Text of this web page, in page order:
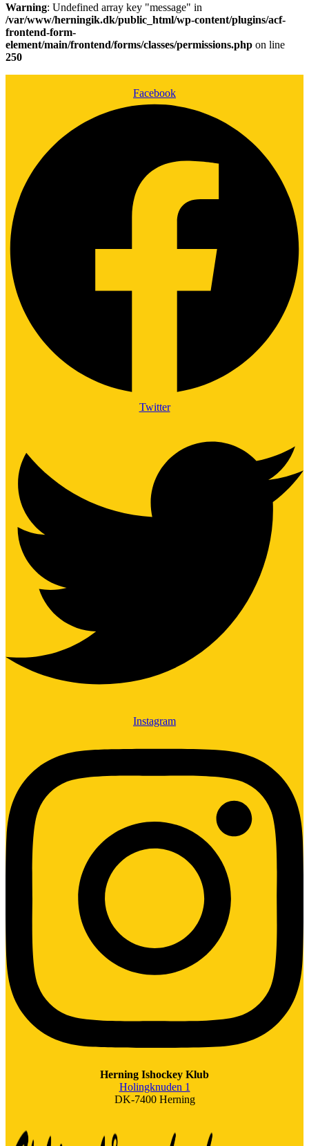
Warning: Undefined array key "message" in
/var/www/herningik.dk/public_html/wp-content/plugins/acf-
frontend-form-
element/main/frontend/forms/classes/permissions.php on line
250
Facebook
Twitter
Instagram
Herning Ishockey Klub
Holingknuden 1
DK-7400 Herning